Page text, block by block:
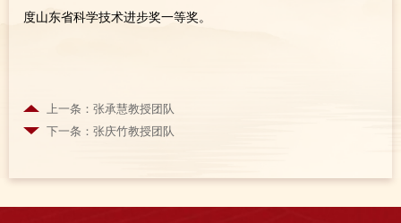
度山东省科学技术进步奖一等奖。
上一条：张承慧教授团队
下一条：张庆竹教授团队